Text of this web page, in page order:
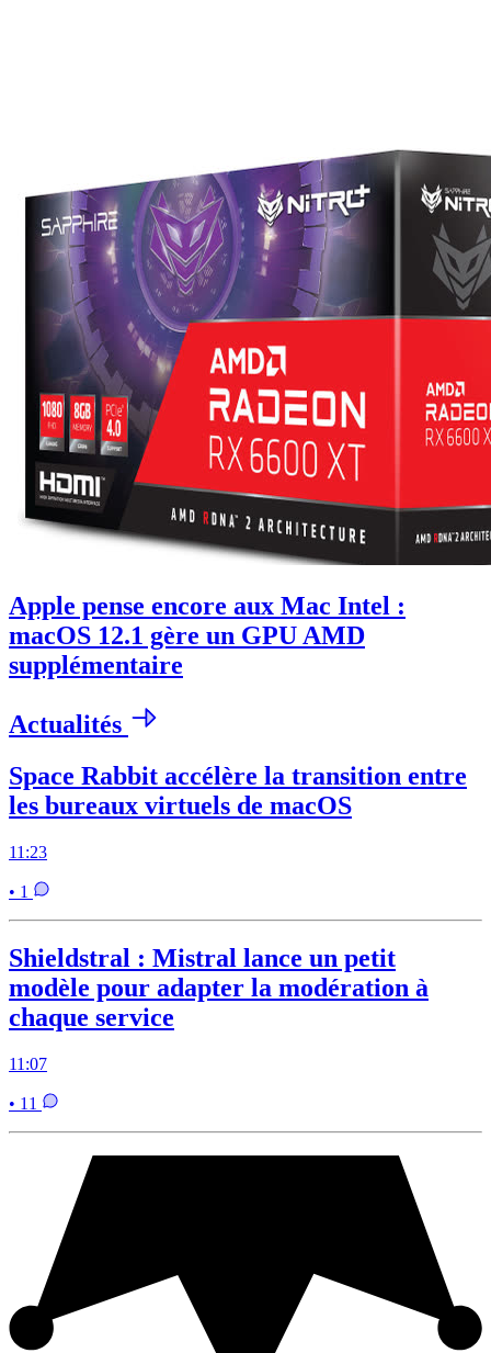
Apple pense encore aux Mac Intel :
macOS 12.1 gère un GPU AMD
supplémentaire
Actualités
Space Rabbit accélère la transition entre
les bureaux virtuels de macOS
11:23
• 1
Shieldstral : Mistral lance un petit
modèle pour adapter la modération à
chaque service
11:07
• 11